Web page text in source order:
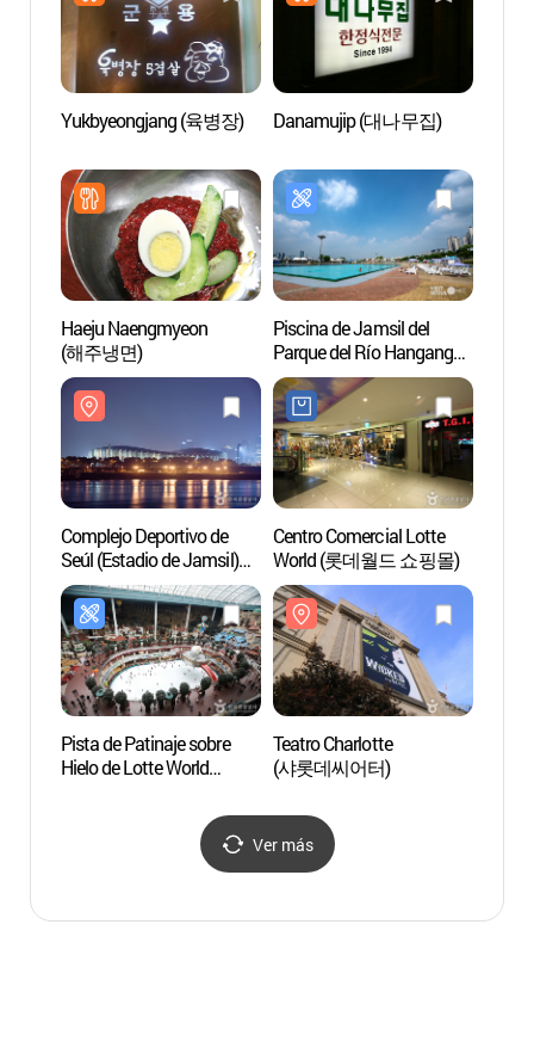
Yukbyeongjang (육병장) Danamujip (대나무집)
Haeju Naengmyeon
(해주냉면)
Piscina de Jamsil del
Parque del Río Hangang
(한강시민공원
잠실수영장(실외))
Complejo Deportivo de
Seúl (Estadio de Jamsil)
(서울종합운동장
(잠실종합운동장))
Centro Comercial Lotte
World (롯데월드 쇼핑몰)
Pista de Patinaje sobre
Hielo de Lotte World
Teatro Charlotte
(샤롯데씨어터)
Ver más